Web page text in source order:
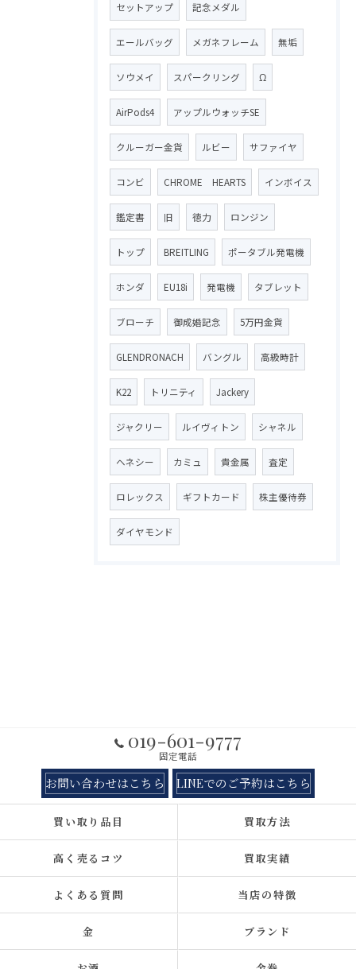
セットアップ 記念メダル
エールバッグ メガネフレーム 無垢
ソウメイ スパークリング Ω
AirPods4 アップルウォッチSE
クルーガー金貨 ルビー サファイヤ
コンビ CHROME HEARTS インボイス
鑑定書 旧 徳力 ロンジン
トップ BREITLING ポータブル発電機
ホンダ EU18i 発電機 タブレット
ブローチ 御成婚記念 5万円金貨
GLENDRONACH バングル 高級時計
K22 トリニティ Jackery
ジャクリー ルイヴィトン シャネル
ヘネシー カミュ 貴金属 査定
ロレックス ギフトカード 株主優待券
ダイヤモンド
019-601-9777
固定電話
お問い合わせはこちら LINEでのご予約はこちら
買い取り品目 買取方法
高く売るコツ 買取実績
よくある質問 当店の特徴
金 ブランド